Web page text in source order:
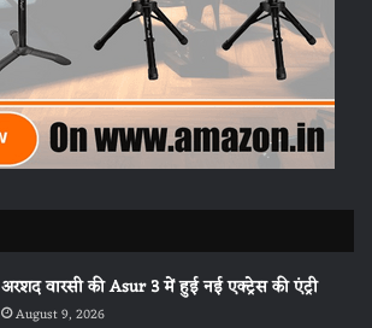
अरशद वारसी की Asur 3 में हुई नई एक्ट्रेस की एंट्री
August 9, 2026